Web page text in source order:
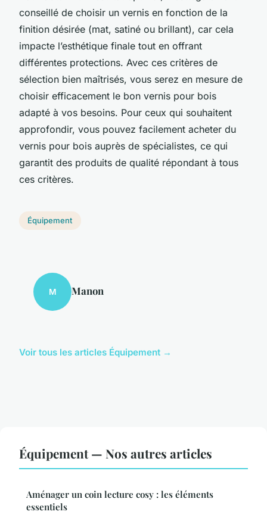
conseillé de choisir un vernis en fonction de la
finition désirée (mat, satiné ou brillant), car cela
impacte l’esthétique finale tout en offrant
différentes protections. Avec ces critères de
sélection bien maîtrisés, vous serez en mesure de
choisir efficacement le bon vernis pour bois
adapté à vos besoins. Pour ceux qui souhaitent
approfondir, vous pouvez facilement acheter du
vernis pour bois auprès de spécialistes, ce qui
garantit des produits de qualité répondant à tous
ces critères.
Équipement
M Manon
Voir tous les articles Équipement →
Équipement — Nos autres articles
Aménager un coin lecture cosy : les éléments
essentiels